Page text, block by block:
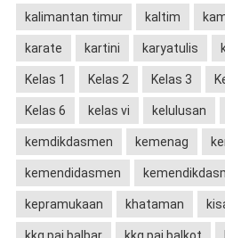
kalimantan timur kaltim
karate kartini karyatulis
Kelas 1 Kelas 2 Kelas 3
Kelas 6 kelas vi kelulusan
kemdikdasmen kemenag
kemendidasmen
kepramukaan khataman